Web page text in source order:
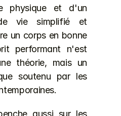
physique et d'un
vie simplifié et
un corps en bonne
performant n'est
théorie, mais un
soutenu par les
aussi sur les